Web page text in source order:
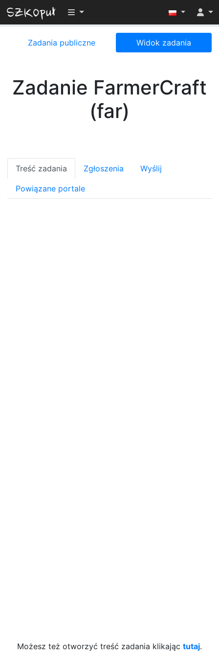
Przełącz widoczność menu
Zadania publiczne Widok zadania
Zadanie FarmerCraft
(far)
Treść zadania Zgłoszenia Wyślij
Powiązane portale
Możesz też otworzyć treść zadania klikając tutaj.